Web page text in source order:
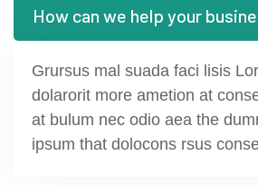
How can we help your
Grursus mal suada faci lisis
dolarorit more ametion at
at bulum nec odio aea the
ipsum that dolocons rsus